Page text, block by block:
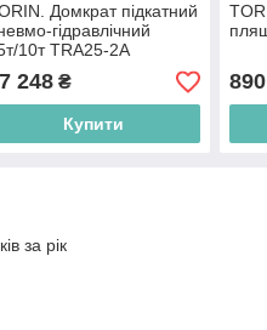
Домкрат підкатний
гідравлічний
10т TRA25-2A
248₴
Купити
890
за рік